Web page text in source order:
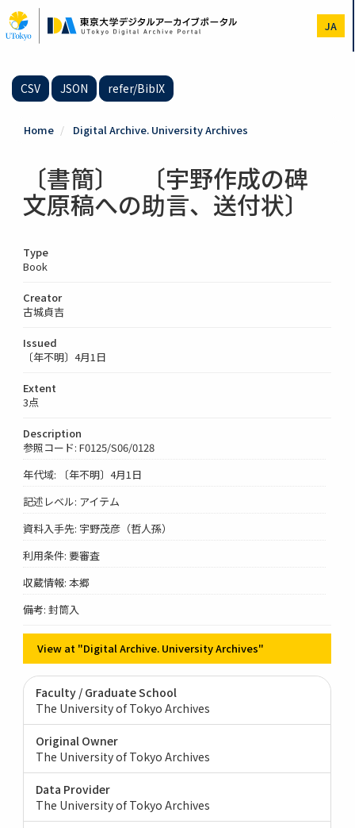
to
main
JA
CSV JSON refer/BibIX
Home Digital Archive. University Archives
〔書簡〕 〔宇野作成の碑
文原稿への助言、送付状〕
Type
Book
Creator
古城貞吉
Issued
〔年不明〕4月1日
Extent
3点
Description
参照コード: F0125/S06/0128
年代域: 〔年不明〕4月1日
記述レベル: アイテム
資料入手先: 宇野茂彦（哲人孫）
利用条件: 要審査
収蔵情報: 本郷
備考: 封筒入
View at "Digital Archive. University Archives"
Faculty / Graduate School
The University of Tokyo Archives
Original Owner
The University of Tokyo Archives
Data Provider
The University of Tokyo Archives